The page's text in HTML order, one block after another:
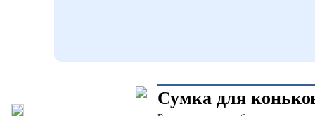
Сумка для